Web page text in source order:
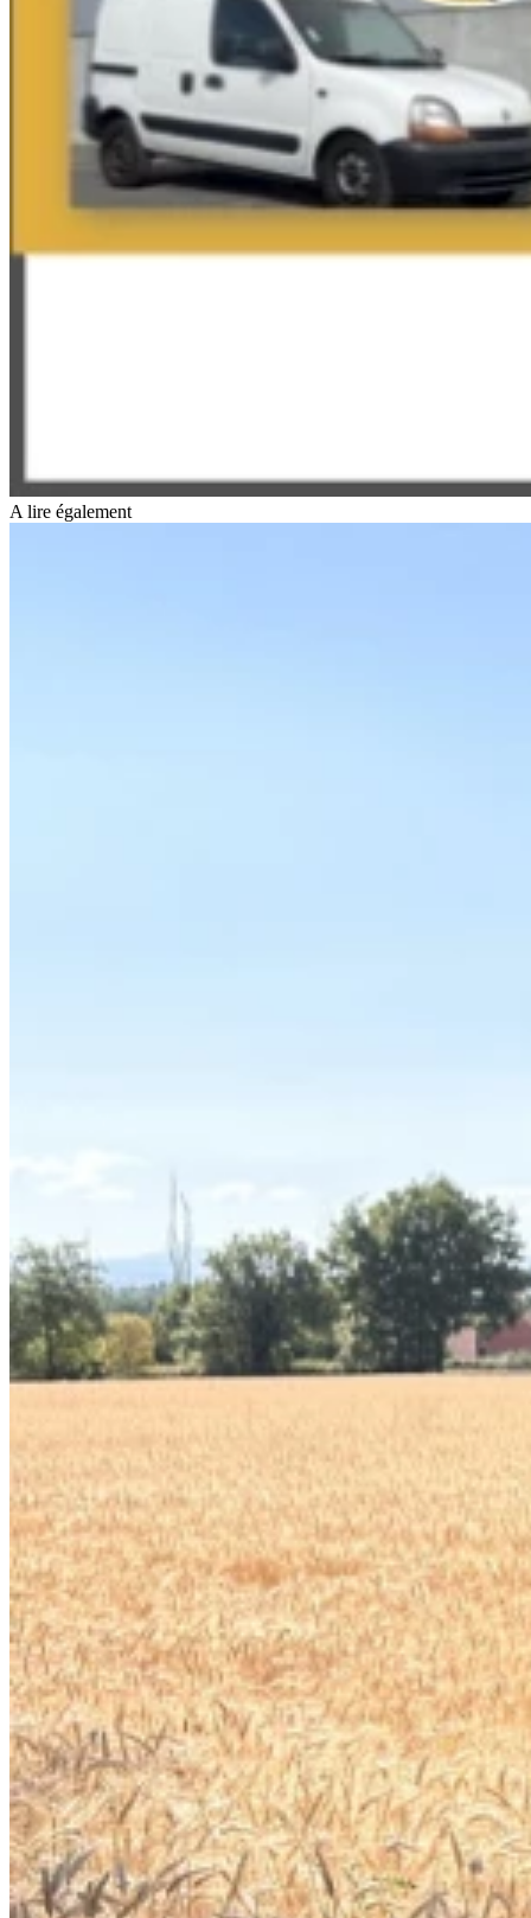
A lire également